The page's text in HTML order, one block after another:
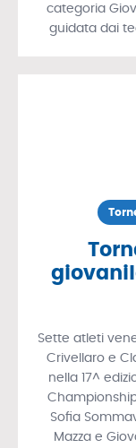
categoria
guidata dai
Sette atleti
Crivellaro e
nella 17^
Sofia
Mazza e